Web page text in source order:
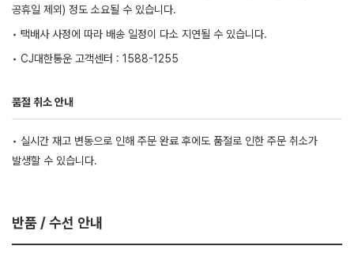
공휴일 제외) 정도 소요될 수 있습니다.
• 택배사 사정에 따라 배송 일정이 다소 지연될 수 있습니다.
• CJ대한통운 고객센터 : 1588-1255
품절 취소 안내
• 실시간 재고 변동으로 인해 주문 완료 후에도 품절로 인한 주문 취소가
발생할 수 있습니다.
반품 / 수선 안내